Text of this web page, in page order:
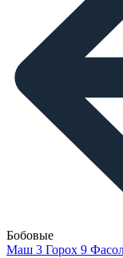
Бобовые
Маш 3 Горох 9